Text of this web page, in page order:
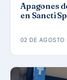
Apagones
en Sancti
02 DE AGOSTO